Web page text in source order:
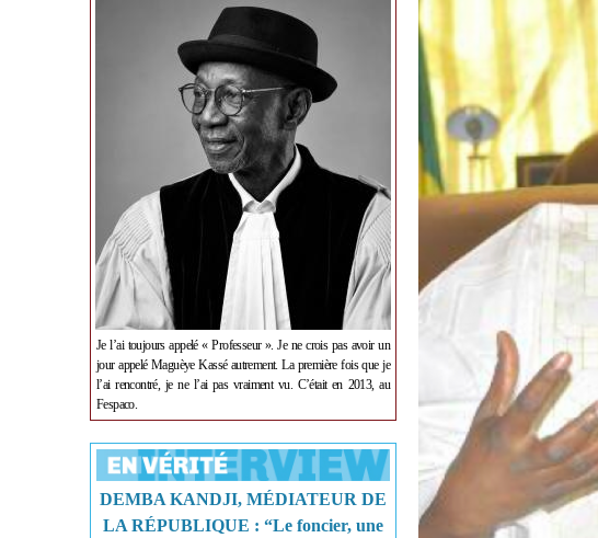
Je l’ai toujours appelé « Professeur ». Je ne crois pas avoir un
jour appelé Maguèye Kassé autrement. La première fois que je
l’ai rencontré, je ne l’ai pas vraiment vu. C’était en 2013, au
Fespaco.
DEMBA KANDJI, MÉDIATEUR DE
LA RÉPUBLIQUE : “Le foncier, une